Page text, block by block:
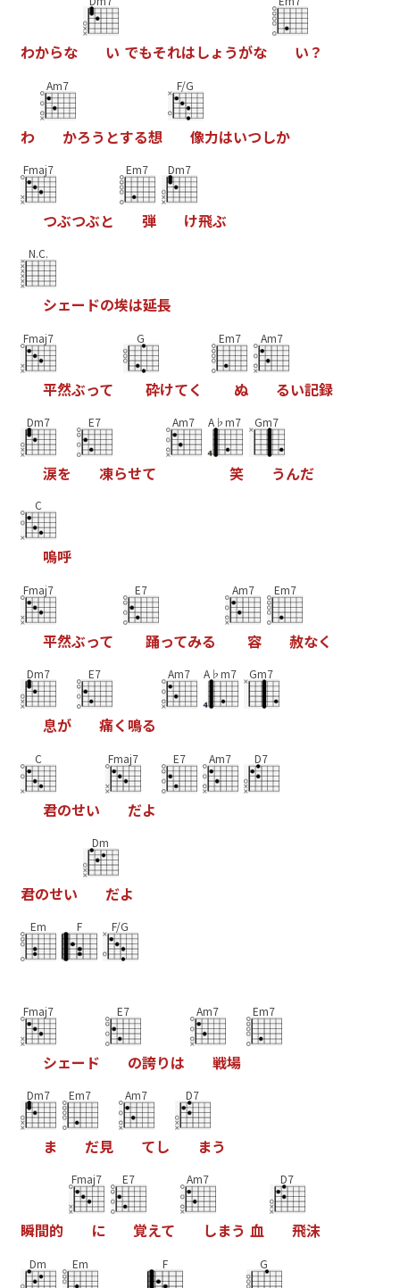
わからな い でもそれはしょ うがな い ？
わ
Am7
かろう とする想
F/G
像力はいつしか
Fmaj7
つぶつぶと
Em7
弾
Dm7
け飛ぶ
N.C.
シェー ドの埃は延長
Fmaj7
平然ぶって
G
砕けてく
Em7
ぬ
Am7
るい記録
Dm7
涙を
E7
凍らせて
Am7 A♭m7
笑
Gm7
うんだ
C
嗚呼
Fmaj7
平然ぶって
E7
踊ってみる
Am7
容
Em7
赦なく
Dm7
息が
E7
痛く 鳴る
Am7 A♭m7 Gm7
C
君のせい
Fmaj7
だよ
E7 Am7 D7
君のせい
Dm
だよ
Em F F/G
Fmaj7
シェー ド
E7
の誇りは
Am7
戦場
Em7
Dm7
ま
Em7
だ見
Am7
てし
D7
まう
瞬間的
Fmaj7
に
E7
覚えて
Am7
しまう 血
D7
飛沫
Dm Em F G